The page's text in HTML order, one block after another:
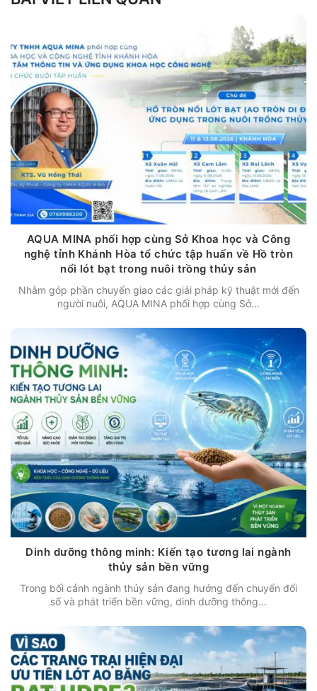
AQUA MINA phối hợp cùng Sở Khoa học và Công
nghệ tỉnh Khánh Hòa tổ chức tập huấn về Hồ tròn
nổi lót bạt trong nuôi trồng thủy sản
Nhằm góp phần chuyển giao các giải pháp kỹ thuật mới đến
người nuôi, AQUA MINA phối hợp cùng Sở...
Dinh dưỡng thông minh: Kiến tạo tương lai ngành
thủy sản bền vững
Trong bối cảnh ngành thủy sản đang hướng đến chuyển đổi
số và phát triển bền vững, dinh dưỡng thông...